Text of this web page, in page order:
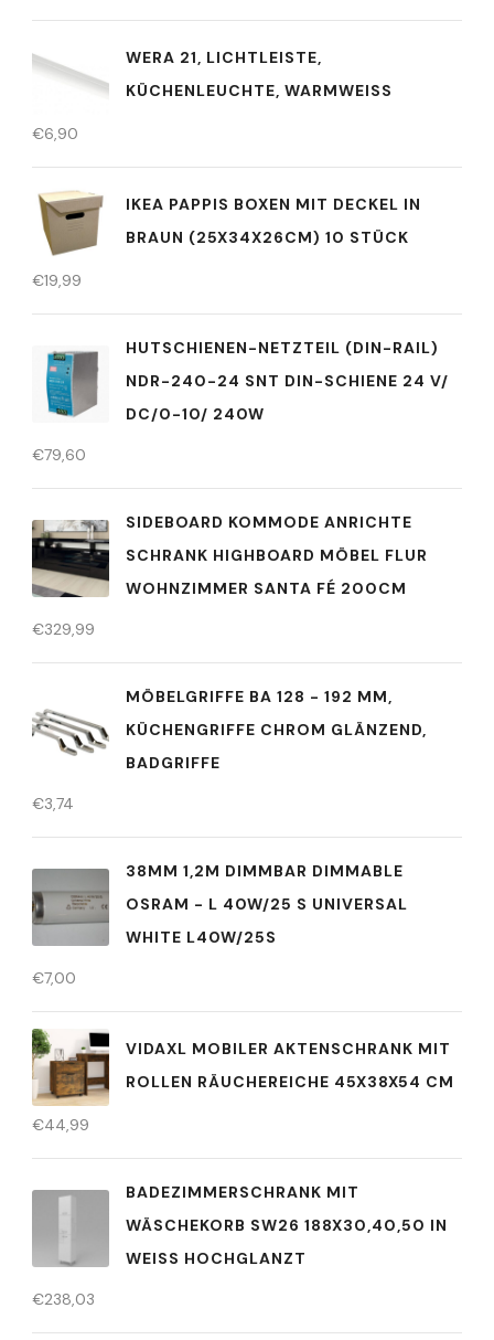
WERA 21, LICHTLEISTE,
KÜCHENLEUCHTE, WARMWEISS
€6,90
IKEA PAPPIS BOXEN MIT DECKEL IN
BRAUN (25X34X26CM) 10 STÜCK
€19,99
HUTSCHIENEN-NETZTEIL (DIN-RAIL)
NDR-240-24 SNT DIN-SCHIENE 24 V/
DC/0-10/ 240W
€79,60
SIDEBOARD KOMMODE ANRICHTE
SCHRANK HIGHBOARD MÖBEL FLUR
WOHNZIMMER SANTA FÉ 200CM
€329,99
MÖBELGRIFFE BA 128 - 192 MM,
KÜCHENGRIFFE CHROM GLÄNZEND,
BADGRIFFE
€3,74
38MM 1,2M DIMMBAR DIMMABLE
OSRAM - L 40W/25 S UNIVERSAL
WHITE L40W/25S
€7,00
VIDAXL MOBILER AKTENSCHRANK MIT
ROLLEN RÄUCHEREICHE 45X38X54 CM
€44,99
BADEZIMMERSCHRANK MIT
WÄSCHEKORB SW26 188X30,40,50 IN
WEISS HOCHGLANZT
€238,03